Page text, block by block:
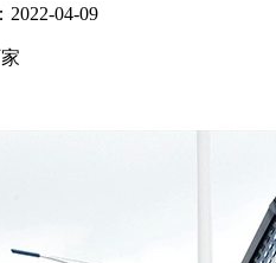
2022-04-09